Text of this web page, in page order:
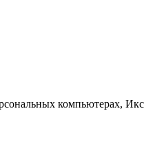
компьютерах,